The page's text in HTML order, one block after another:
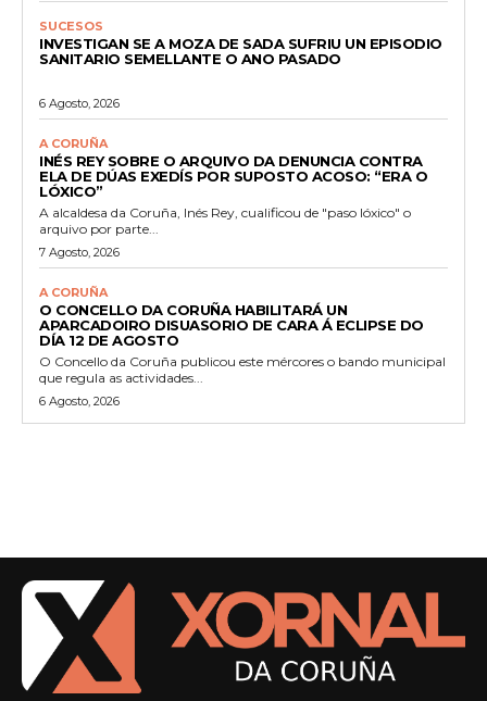
SUCESOS
INVESTIGAN SE A MOZA DE SADA SUFRIU UN EPISODIO
SANITARIO SEMELLANTE O ANO PASADO
6 Agosto, 2026
A CORUÑA
INÉS REY SOBRE O ARQUIVO DA DENUNCIA CONTRA
ELA DE DÚAS EXEDÍS POR SUPOSTO ACOSO: “ERA O
LÓXICO”
A alcaldesa da Coruña, Inés Rey, cualificou de "paso lóxico" o
arquivo por parte...
7 Agosto, 2026
A CORUÑA
O CONCELLO DA CORUÑA HABILITARÁ UN
APARCADOIRO DISUASORIO DE CARA Á ECLIPSE DO
DÍA 12 DE AGOSTO
O Concello da Coruña publicou este mércores o bando municipal
que regula as actividades...
6 Agosto, 2026